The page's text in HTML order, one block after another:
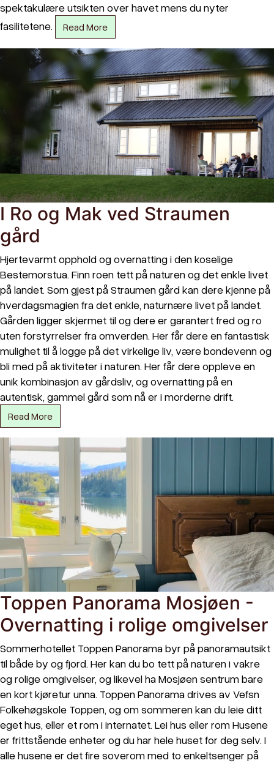
spektakulære utsikten over havet mens du nyter
fasilitetene.
Read More
I Ro og Mak ved Straumen
gård
Hjertevarmt opphold og overnatting i den koselige
Bestemorstua. Finn roen tett på naturen og det enkle livet
på landet. Som gjest på Straumen gård kan dere kjenne på
hverdagsmagien fra det enkle, naturnære livet på landet.
Gården ligger skjermet til og dere er garantert fred og ro
uten forstyrrelser fra omverden. Her får dere en fantastisk
mulighet til å logge på det virkelige liv, være bondevenn og
bli med på aktiviteter i naturen. Her får dere oppleve en
unik kombinasjon av gårdsliv, og overnatting på en
autentisk, gammel gård som nå er i morderne drift.
Read More
Toppen Panorama Mosjøen -
Overnatting i rolige omgivelser
Sommerhotellet Toppen Panorama byr på panoramautsikt
til både by og fjord. Her kan du bo tett på naturen i vakre
og rolige omgivelser, og likevel ha Mosjøen sentrum bare
en kort kjøretur unna. Toppen Panorama drives av Vefsn
Folkehøgskole Toppen, og om sommeren kan du leie ditt
eget hus, eller et rom i internatet. Lei hus eller rom Husene
er frittstående enheter og du har hele huset for deg selv. I
alle husene er det fire soverom med to enkeltsenger på